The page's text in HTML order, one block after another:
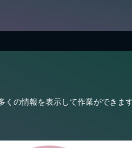
の情報を表示して作業ができま